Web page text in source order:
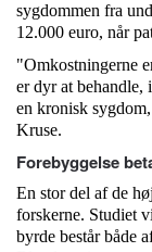
sygdommen fra
12.000 euro, når
"Omkostningerne
er dyr at behandle,
en kronisk
Kruse.
Forebyggelse
En stor del af de
forskerne. Studiet
byrde består både